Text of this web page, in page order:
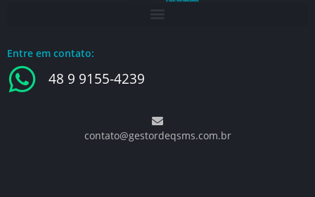
Entre em contato:
48 9 9155-4239
contato@gestordeqsms.com.br